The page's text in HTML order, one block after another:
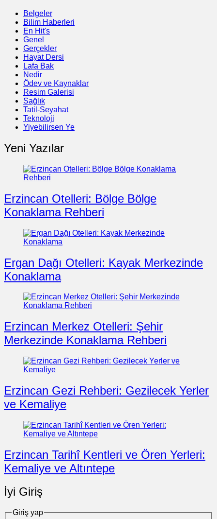
Belgeler
Bilim Haberleri
En Hit's
Genel
Gerçekler
Hayat Dersi
Lafa Bak
Nedir
Ödev ve Kaynaklar
Resim Galerisi
Sağlık
Tatil-Seyahat
Teknoloji
Yiyebilirsen Ye
Yeni Yazılar
Erzincan Otelleri: Bölge Bölge
Konaklama Rehberi
Ergan Dağı Otelleri: Kayak Merkezinde
Konaklama
Erzincan Merkez Otelleri: Şehir
Merkezinde Konaklama Rehberi
Erzincan Gezi Rehberi: Gezilecek Yerler
ve Kemaliye
Erzincan Tarihî Kentleri ve Ören Yerleri:
Kemaliye ve Altıntepe
İyi Giriş
Giriş yap